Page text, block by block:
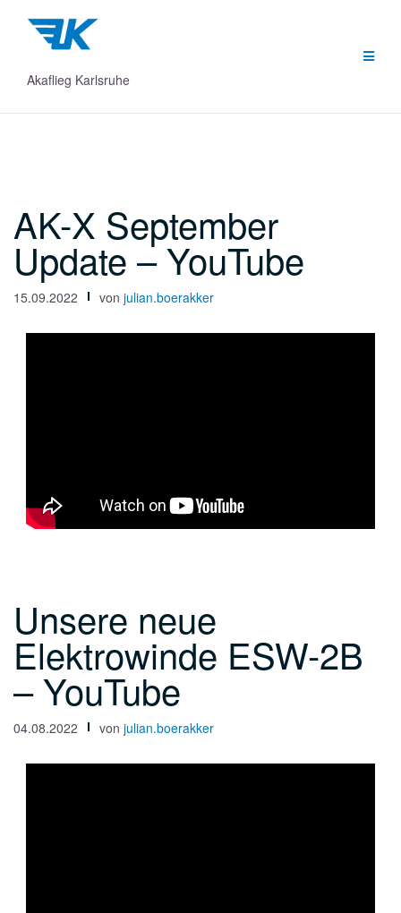
Inhalt
springen
Akaflieg Karlsruhe
AK-X September
Update – YouTube
15.09.2022 von julian.boerakker
Unsere neue
Elektrowinde ESW-2B
– YouTube
04.08.2022 von julian.boerakker